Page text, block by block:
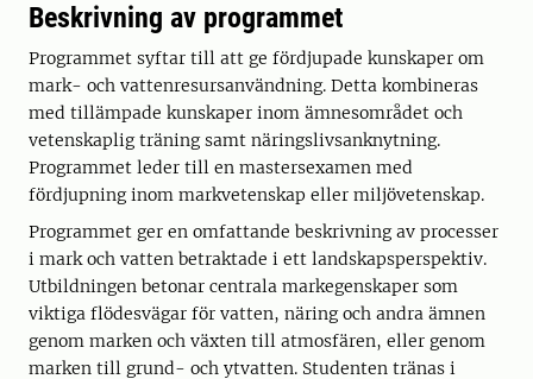
Beskrivning av programmet
Programmet syftar till att ge fördjupade kunskaper om
mark- och vattenresursanvändning. Detta kombineras
med tillämpade kunskaper inom ämnesområdet och
vetenskaplig träning samt näringslivsanknytning.
Programmet leder till en mastersexamen med
fördjupning inom markvetenskap eller miljövetenskap.
Programmet ger en omfattande beskrivning av processer
i mark och vatten betraktade i ett landskapsperspektiv.
Utbildningen betonar centrala markegenskaper som
viktiga flödesvägar för vatten, näring och andra ämnen
genom marken och växten till atmosfären, eller genom
marken till grund- och ytvatten. Studenten tränas i